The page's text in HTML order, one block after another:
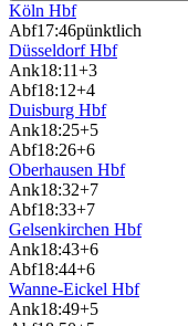
Köln Hbf
Abf17:46pünktlich
Düsseldorf Hbf
Ank18:11+3
Abf18:12+4
Duisburg Hbf
Ank18:25+5
Abf18:26+6
Oberhausen Hbf
Ank18:32+7
Abf18:33+7
Gelsenkirchen Hbf
Ank18:43+6
Abf18:44+6
Wanne-Eickel Hbf
Ank18:49+5